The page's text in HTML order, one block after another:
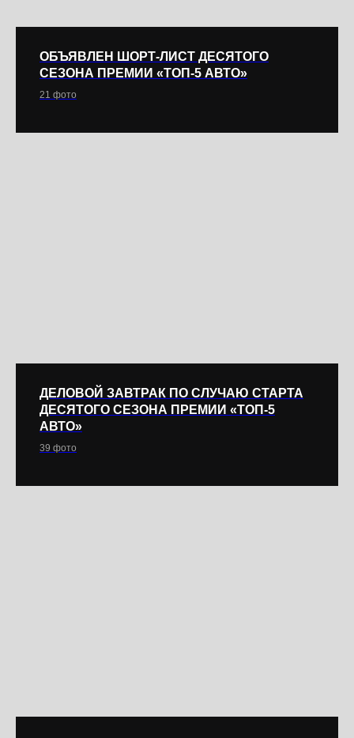
ОБЪЯВЛЕН ШОРТ-ЛИСТ ДЕСЯТОГО
СЕЗОНА ПРЕМИИ «ТОП-5 АВТО»
21 фото
ДЕЛОВОЙ ЗАВТРАК ПО СЛУЧАЮ СТАРТА
ДЕCЯТОГО СЕЗОНА ПРЕМИИ «ТОП-5
АВТО»
39 фото